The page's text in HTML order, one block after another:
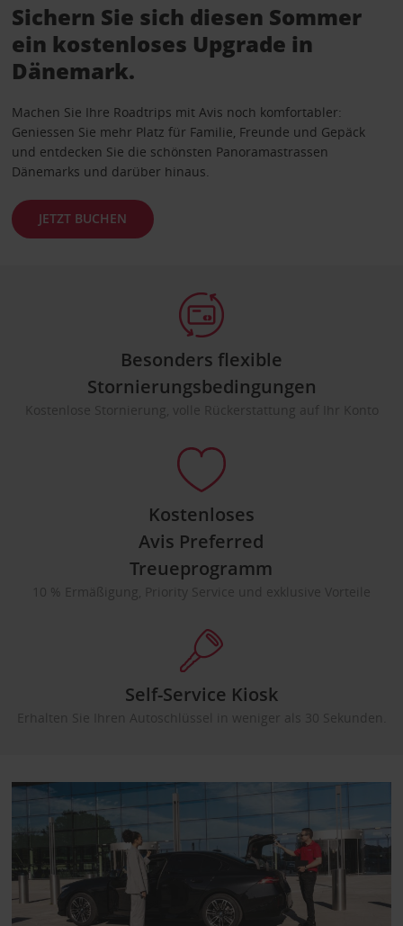
Sichern Sie sich diesen Sommer
ein kostenloses Upgrade in
Dänemark.
Machen Sie Ihre Roadtrips mit Avis noch komfortabler:
Geniessen Sie mehr Platz für Familie, Freunde und Gepäck
und entdecken Sie die schönsten Panoramastrassen
Dänemarks und darüber hinaus.
JETZT BUCHEN
Besonders flexible
Stornierungsbedingungen
Kostenlose Stornierung, volle Rückerstattung auf Ihr Konto
Kostenloses
Avis Preferred
Treueprogramm
10 % Ermäßigung, Priority Service und exklusive Vorteile
Self-Service Kiosk
Erhalten Sie Ihren Autoschlüssel in weniger als 30 Sekunden.